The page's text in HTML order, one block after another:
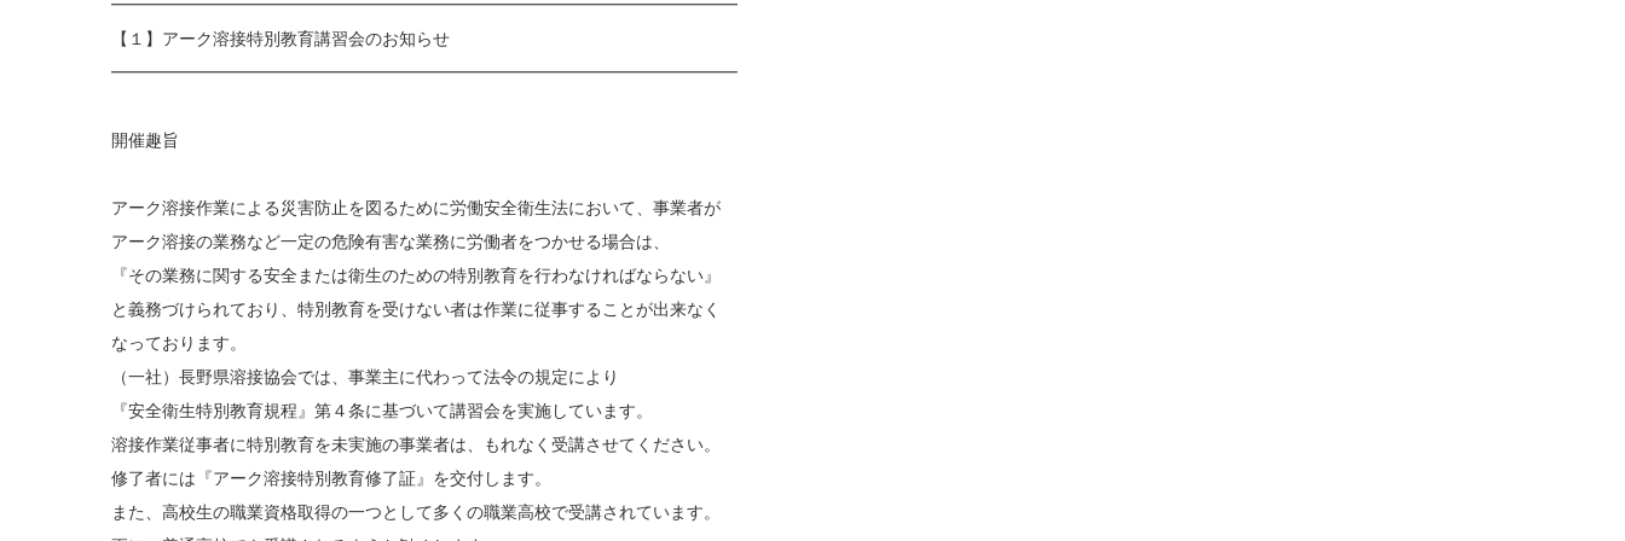
【１】アーク溶接特別教育講習会のお知らせ
━━━━━━━━━━━━━━━━━━━━━━━━━━━━━━━━━━━━━
開催趣旨
アーク溶接作業による災害防止を図るために労働安全衛生法において、事業者が
アーク溶接の業務など一定の危険有害な業務に労働者をつかせる場合は、
『その業務に関する安全または衛生のための特別教育を行わなければならない』
と義務づけられており、特別教育を受けない者は作業に従事することが出来なく
なっております。
（一社）長野県溶接協会では、事業主に代わって法令の規定により
『安全衛生特別教育規程』第４条に基づいて講習会を実施しています。
溶接作業従事者に特別教育を未実施の事業者は、もれなく受講させてください。
修了者には『アーク溶接特別教育修了証』を交付します。
また、高校生の職業資格取得の一つとして多くの職業高校で受講されています。